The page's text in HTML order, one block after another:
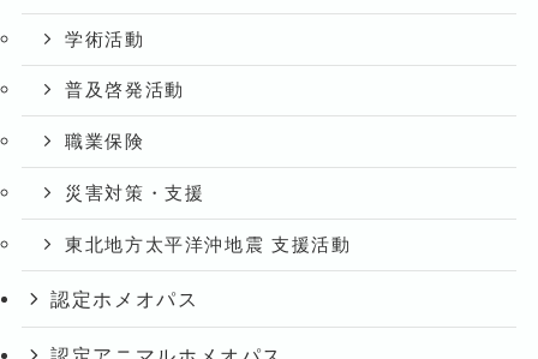
学術活動
普及啓発活動
職業保険
災害対策・支援
東北地方太平洋沖地震 支援活動
認定ホメオパス